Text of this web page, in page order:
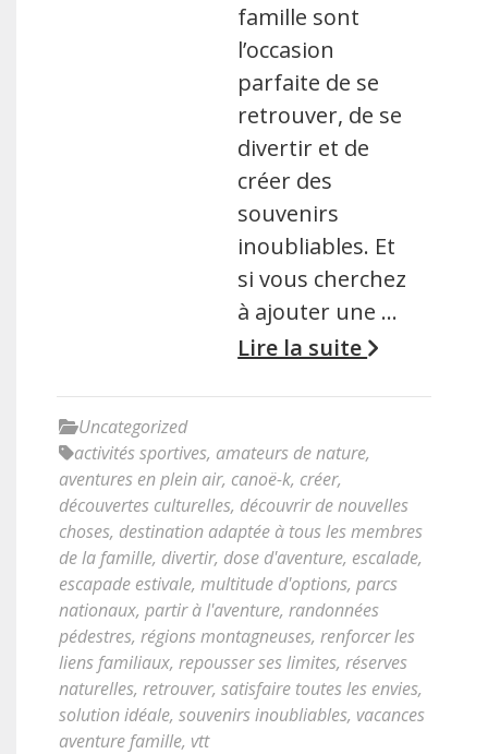
famille sont
l’occasion
parfaite de se
retrouver, de se
divertir et de
créer des
souvenirs
inoubliables. Et
si vous cherchez
à ajouter une …
Lire la suite
Uncategorized
activités sportives, amateurs de nature,
aventures en plein air, canoë-k, créer,
découvertes culturelles, découvrir de nouvelles
choses, destination adaptée à tous les membres
de la famille, divertir, dose d'aventure, escalade,
escapade estivale, multitude d'options, parcs
nationaux, partir à l'aventure, randonnées
pédestres, régions montagneuses, renforcer les
liens familiaux, repousser ses limites, réserves
naturelles, retrouver, satisfaire toutes les envies,
solution idéale, souvenirs inoubliables, vacances
aventure famille, vtt